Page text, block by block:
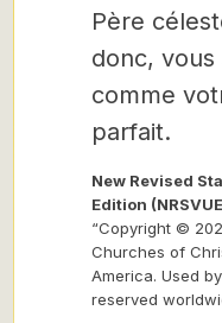
Père
donc,
comme
parfait.
New Revised
Edition
“Copyright ©
Churches of
America. Used
reserved